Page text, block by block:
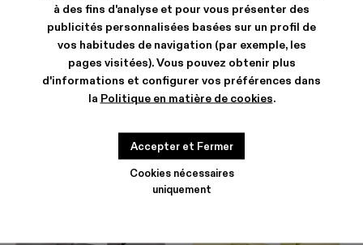
à des fins d'analyse et pour vous présenter des
publicités personnalisées basées sur un profil de
vos habitudes de navigation (par exemple, les
pages visitées). Vous pouvez obtenir plus
d'informations et configurer vos préférences dans
la Politique en matière de cookies.
Cookies nécessaires
uniquement
Accepter et Fermer